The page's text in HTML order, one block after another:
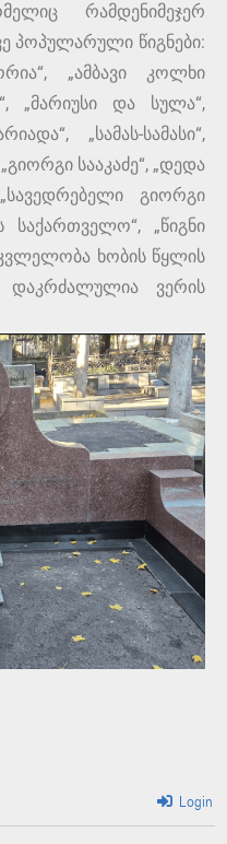
რამდენიმეჯერ
პოპულარული წიგნები:
„ამბავი კოლხი
„მარიუსი და სულა“,
„სამას-სამასი“,
სააკაძე“, „დედა
გიორგი
საქართველო“, „წიგნი
ხობის წყლის
დაკრძალულია ვერის
Login